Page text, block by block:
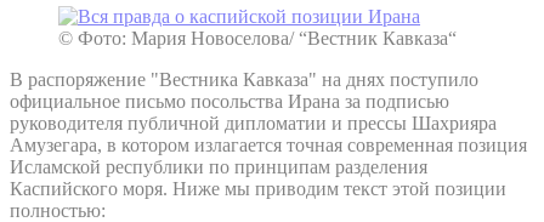
© Фото: Мария Новоселова/ “Вестник Кавказа“
В распоряжение "Вестника Кавказа" на днях поступило
официальное письмо посольства Ирана за подписью
руководителя публичной дипломатии и прессы Шахрияра
Амузегара, в котором излагается точная современная позиция
Исламской республики по принципам разделения
Каспийского моря. Ниже мы приводим текст этой позиции
полностью: